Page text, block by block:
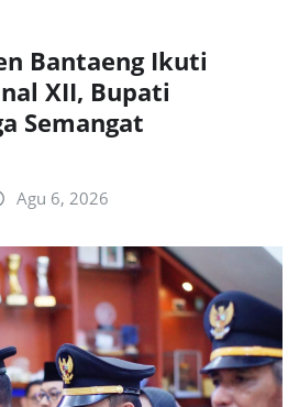
Bantaeng Ikuti
XII, Bupati
Semangat
Agu 6, 2026